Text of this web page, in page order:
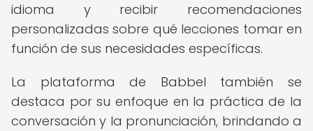
idioma y recibir recomendaciones
personalizadas sobre qué lecciones tomar en
función de sus necesidades específicas.
La plataforma de Babbel también se
destaca por su enfoque en la práctica de la
conversación y la pronunciación, brindando a